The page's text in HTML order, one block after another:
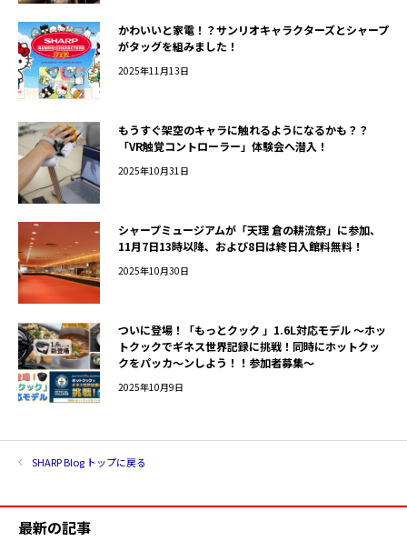
かわいいと家電！？サンリオキャラクターズとシャープ
がタッグを組みました！
2025年11月13日
もうすぐ架空のキャラに触れるようになるかも？？
「VR触覚コントローラー」体験会へ潜入！
2025年10月31日
シャープミュージアムが「天理 倉の耕流祭」に参加、
11月7日13時以降、および8日は終日入館料無料！
2025年10月30日
ついに登場！「もっとクック 」1.6L対応モデル ～ホッ
トクックでギネス世界記録に挑戦！同時にホットクッ
クをパッカ～ンしよう！！参加者募集～
2025年10月9日
SHARP Blog トップに戻る
最新の記事